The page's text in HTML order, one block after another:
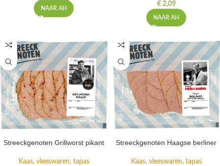
NAAR AH
€2,09
NAAR AH
Streeckgenoten Grillworst pikant
Kaas, vleeswaren, tapas
Streeckgenoten Haagse berliner
Kaas, vleeswaren, tapas